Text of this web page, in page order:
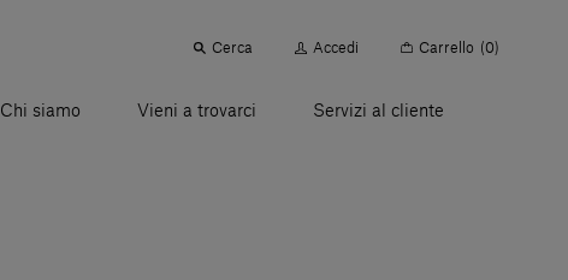
Cerca Accedi Carrello (0)
Chi siamo Vieni a trovarci Servizi al cliente